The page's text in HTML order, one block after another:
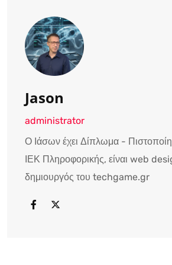
Jason
administrator
Ο Ιάσων έχει Δίπλωμα -
ΙΕΚ Πληροφορικής, είναι web
δημιουργός του techgame.gr